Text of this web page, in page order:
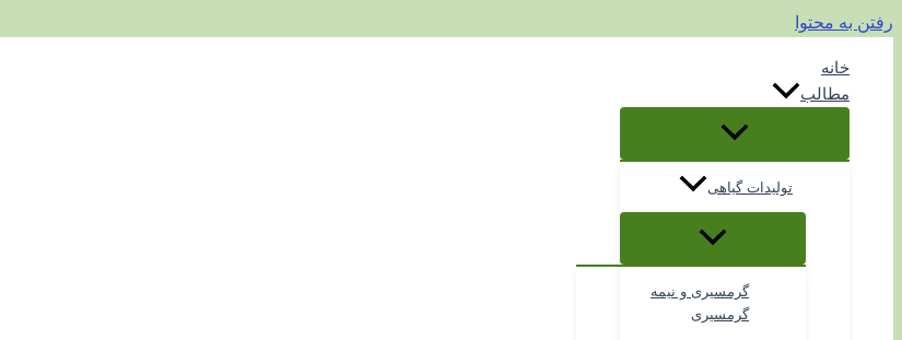
رفتن به محتوا
خانه
مطالب
تولیدات گیاهی
گرمسیری و نیمه
گرمسیری